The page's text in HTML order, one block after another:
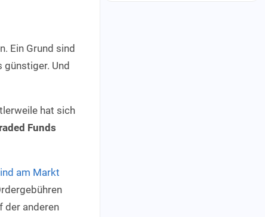
Ein Grund sind
günstiger. Und
hat sich
Funds
am Markt
der anderen